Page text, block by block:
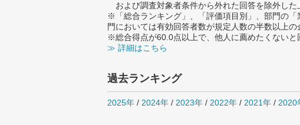
および調査対象者条件から外れた回答を除外した
※「総合ランキング」、「評価項目別」、部門の
門においては有効回答者数が規定人数の半数以上の
※総合得点が60.0点以上で、他人に薦めたくないと
≫ 詳細はこちら
過去ランキング
2025年 / 2024年 / 2023年 / 2022年 / 2021年 / 2020